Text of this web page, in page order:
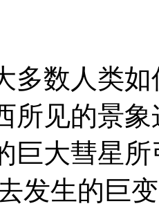
多数人类如
所见的景象
巨大彗星
发生的巨变